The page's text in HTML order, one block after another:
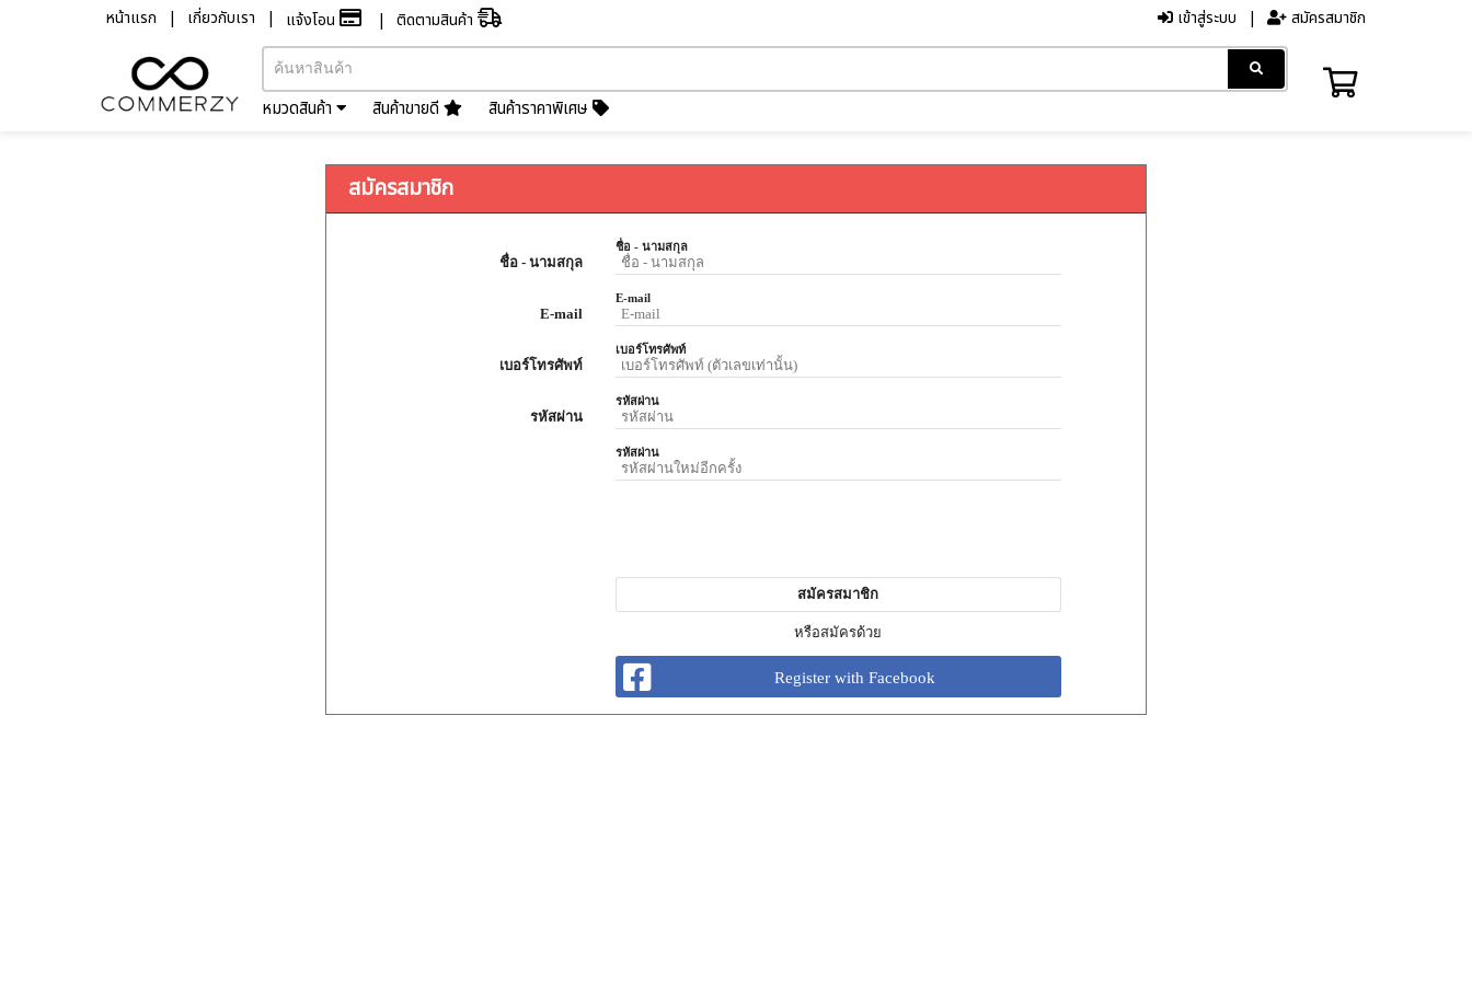
หน้าแรก เกี่ยวกับเรา แจ้งโอน ติดตามสินค้า เข้าสู่ระบบ สมัครสมาชิก
หมวดสินค้า สินค้าขายดี สินค้าราคาพิเศษ
สมัครสมาชิก
ชื่อ - นามสกุล
E-mail
เบอร์โทรศัพท์
รหัสผ่าน
ชื่อ - นามสกุล
E-mail
เบอร์โทรศัพท์
รหัสผ่าน
รหัสผ่าน
สมัครสมาชิก
หรือสมัครด้วย
Register with Facebook